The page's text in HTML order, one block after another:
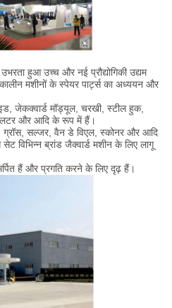
हुआ उच्च और नई प्रौद्योगिकी उद्यम
मशीनों के स्पेयर पार्ट्स का अध्ययन और
जेकक्वार्ड मॉड्यूल, चरखी, स्टील हुक,
और आदि के रूप में हैं।
ग्रॉस, सल्जर, वैन डे विएल, स्कोनर और आदि
सेट विभिन्न ब्रांड जैक्वार्ड मशीन के लिए लागू
हैं और प्रगति करने के लिए दृढ़ हैं।